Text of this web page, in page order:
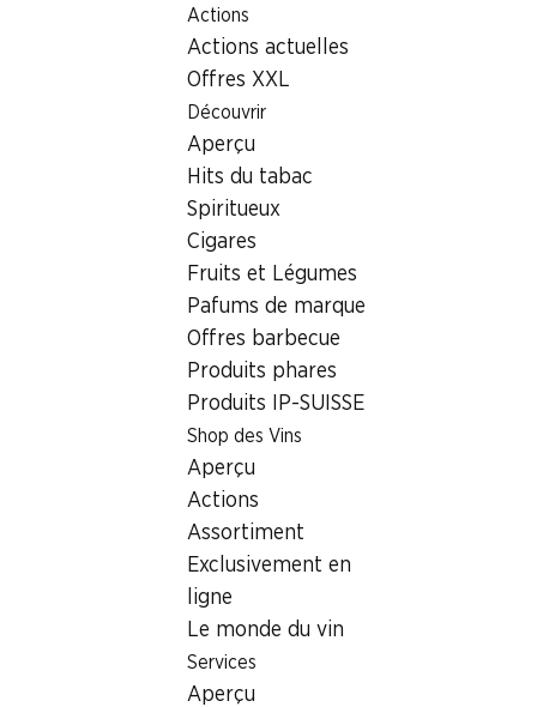
Actions
Actions actuelles
Offres XXL
Découvrir
Aperçu
Hits du tabac
Spiritueux
Cigares
Fruits et Légumes
Pafums de marque
Offres barbecue
Produits phares
Produits IP-SUISSE
Shop des Vins
Aperçu
Actions
Assortiment
Exclusivement en
ligne
Le monde du vin
Services
Aperçu
Localisateur de succursales
Succursale Denner Dorfstrasse 87, 6375 Beckenried
6375 Beckenried
Denner Partenaire
Dorfstrasse 87, 6375 Beckenried
Heures d'ouverture